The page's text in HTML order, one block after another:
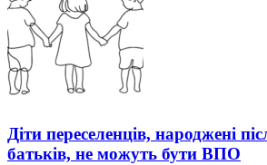
Діти переселенців, народжені
батьків, не можуть бути ВПО